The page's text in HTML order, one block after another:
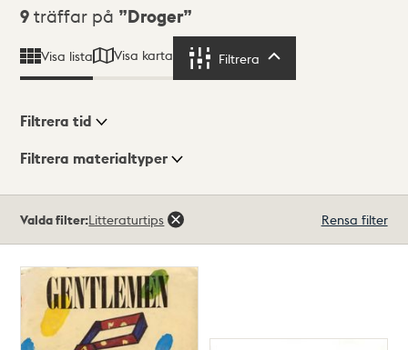
Sökresultat
9 träffar på Droger
Visa lista Visa karta Filtrera
Visningsläge
Filtrera tid
Filtrera materialtyper
träffar
Valda filter:Litteraturtips Rensa filter